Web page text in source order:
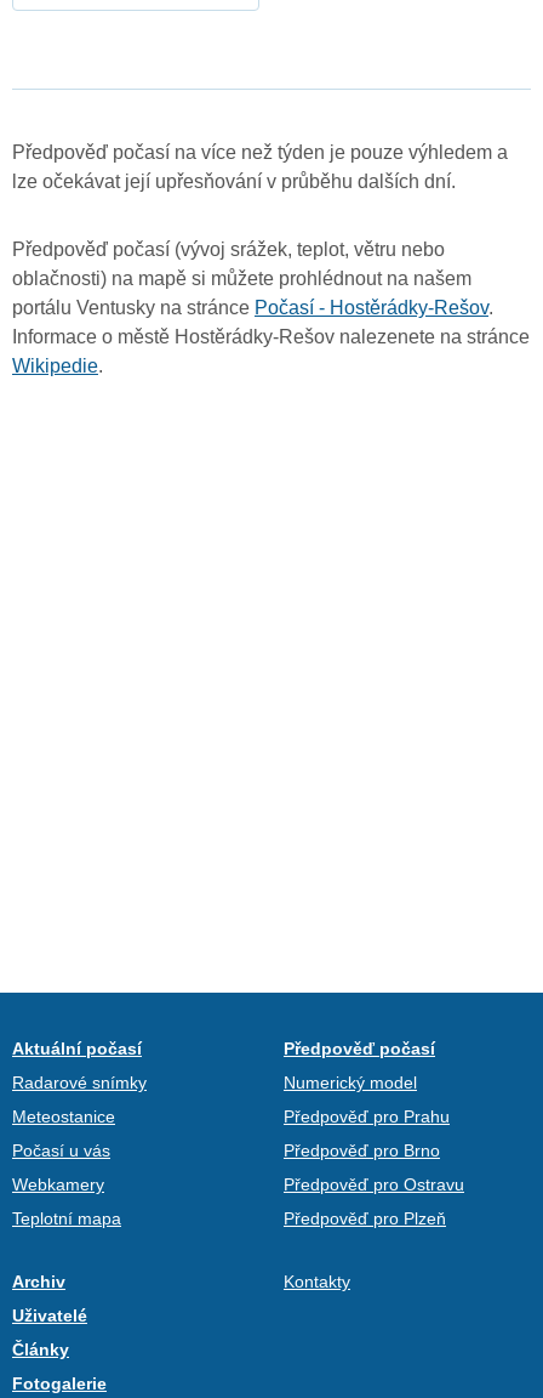
Předpověď počasí na více než týden je pouze výhledem a
lze očekávat její upřesňování v průběhu dalších dní.
Předpověď počasí (vývoj srážek, teplot, větru nebo
oblačnosti) na mapě si můžete prohlédnout na našem
portálu Ventusky na stránce Počasí - Hostěrádky-Rešov.
Informace o městě Hostěrádky-Rešov nalezenete na stránce
Wikipedie.
Aktuální počasí
Radarové snímky
Meteostanice
Počasí u vás
Webkamery
Teplotní mapa
Předpověď počasí
Numerický model
Předpověď pro Prahu
Předpověď pro Brno
Předpověď pro Ostravu
Předpověď pro Plzeň
Archiv
Uživatelé
Články
Fotogalerie
Kontakty